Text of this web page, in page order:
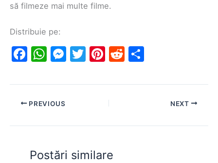
să filmeze mai multe filme.
Distribuie pe:
F
c
e
o
o
W
at
s
p
p
M
s
n
g
T
itt
Pi
er
e
R
d ar
PREVIOUS NEXT
Postări similare